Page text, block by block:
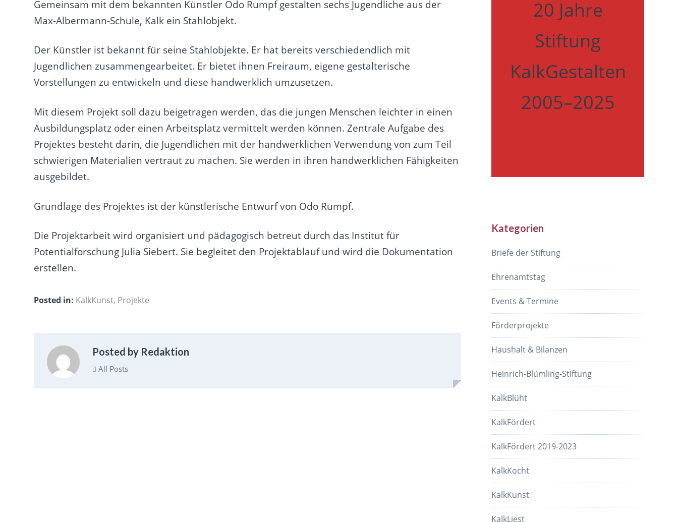
Gemeinsam mit dem bekannten Künstler Odo Rumpfgestalten sechs Jugendliche aus der
Max-Albermann-Schule, Kalk ein Stahlobjekt.
Der Künstler ist bekannt für seine Stahlobjekte. Er hat bereits verschiedendlich mit
Jugendlichen zusammengearbeitet. Er bietet ihnen Freiraum, eigene gestalterische
Vorstellungen zu entwickeln und diese handwerklich umzusetzen.
Mit diesem Projekt soll dazu beigetragen werden, das die jungen Menschen leichter in einen
Ausbildungsplatz oder einen Arbeitsplatz vermittelt werden können. Zentrale Aufgabe des
Projektes besteht darin, die Jugendlichen mit der handwerklichen Verwendung von zum Teil
schwierigen Materialien vertraut zu machen. Sie werden in ihren handwerklichen Fähigkeiten
ausgebildet.
Grundlage des Projektes ist der künstlerische Entwurf von Odo Rumpf.
Die Projektarbeit wird organisiert und pädagogisch betreut durch das Institut für
Potentialforschung Julia Siebert. Sie begleitet den Projektablauf und wird die Dokumentation
erstellen.
Posted in: KalkKunst, Projekte
Posted by Redaktion
All Posts
20 Jahre
Stiftung
KalkGestalten
2005–2025
Kategorien
Briefe der Stiftung
Ehrenamtstag
Events & Termine
Förderprojekte
Haushalt & Bilanzen
Heinrich-Blümling-Stiftung
KalkBlüht
KalkFördert
KalkFördert 2019-2023
KalkKocht
KalkKunst
KalkLiest